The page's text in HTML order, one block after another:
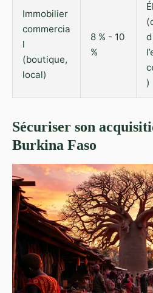
Immobilier
commercia
l
(boutique,
local)
8 % - 10
%
)
Sécuriser son
Burkina Faso